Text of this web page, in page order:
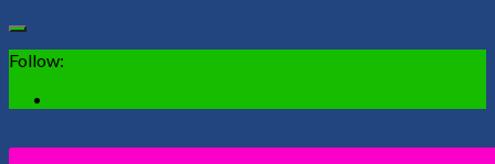
Follow: